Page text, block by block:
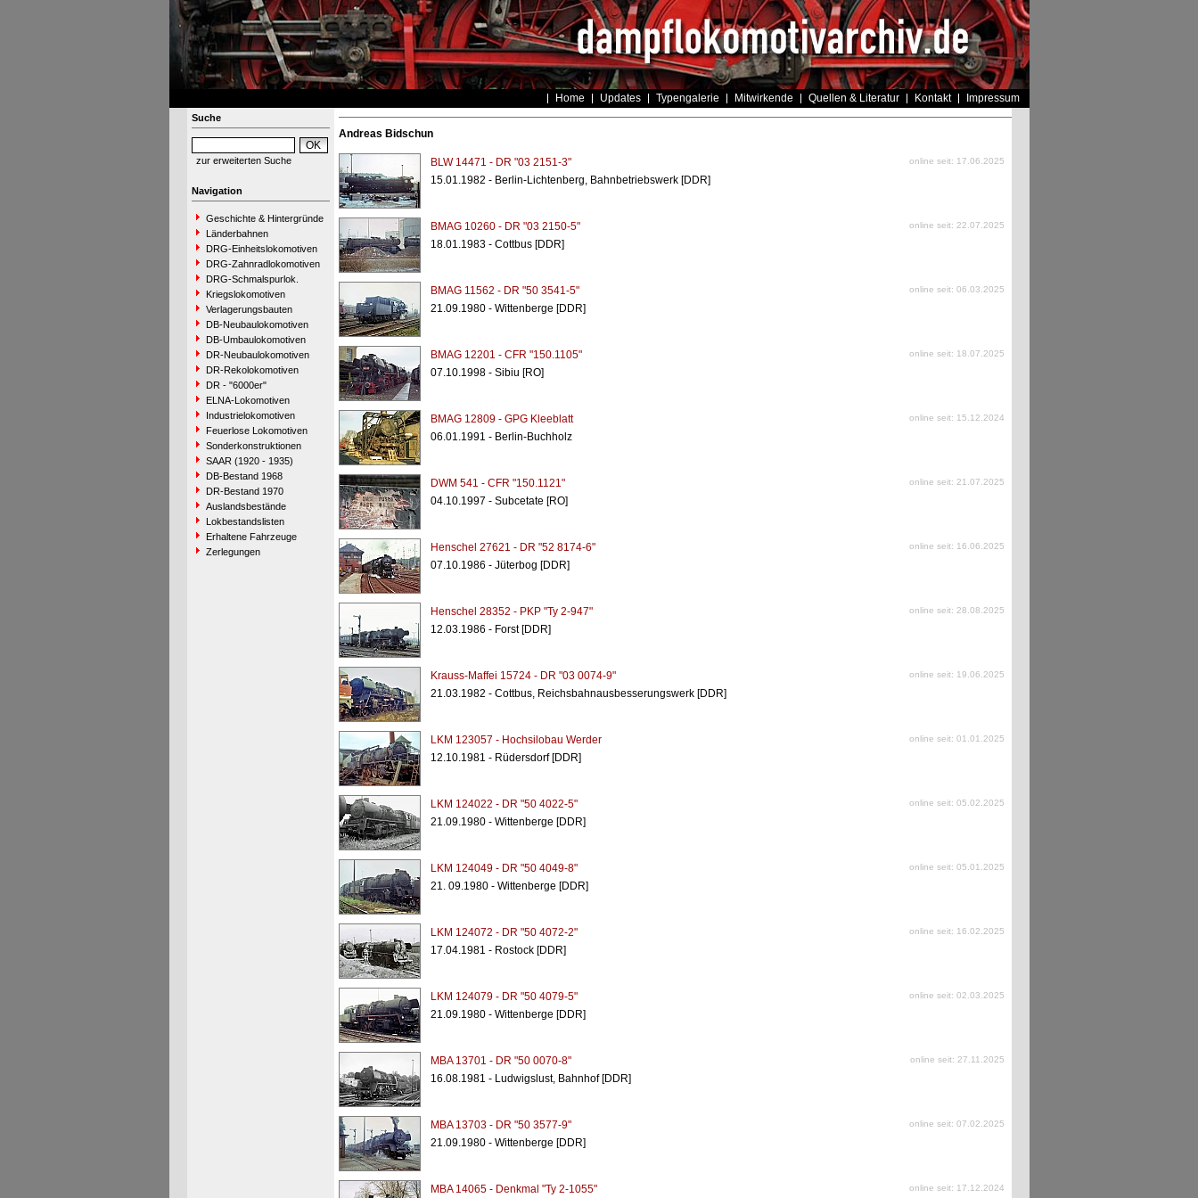
Home Updates Typengalerie Mitwirkende Quellen & Literatur Kontakt Impressum
Suche
zur erweiterten Suche
Navigation
Geschichte & Hintergründe
Länderbahnen
DRG-Einheitslokomotiven
DRG-Zahnradlokomotiven
DRG-Schmalspurlok.
Kriegslokomotiven
Verlagerungsbauten
DB-Neubaulokomotiven
DB-Umbaulokomotiven
DR-Neubaulokomotiven
DR-Rekolokomotiven
DR - "6000er"
ELNA-Lokomotiven
Industrielokomotiven
Feuerlose Lokomotiven
Sonderkonstruktionen
SAAR (1920 - 1935)
DB-Bestand 1968
DR-Bestand 1970
Auslandsbestände
Lokbestandslisten
Erhaltene Fahrzeuge
Zerlegungen
Andreas Bidschun
BLW 14471 - DR "03 2151-3" online seit: 17.06.2025
15.01.1982 - Berlin-Lichtenberg, Bahnbetriebswerk [DDR]
BMAG 10260 - DR "03 2150-5" online seit: 22.07.2025
18.01.1983 - Cottbus [DDR]
BMAG 11562 - DR "50 3541-5" online seit: 06.03.2025
21.09.1980 - Wittenberge [DDR]
BMAG 12201 - CFR "150.1105" online seit: 18.07.2025
07.10.1998 - Sibiu [RO]
BMAG 12809 - GPG Kleeblatt online seit: 15.12.2024
06.01.1991 - Berlin-Buchholz
DWM 541 - CFR "150.1121" online seit: 21.07.2025
04.10.1997 - Subcetate [RO]
Henschel 27621 - DR "52 8174-6" online seit: 16.06.2025
07.10.1986 - Jüterbog [DDR]
Henschel 28352 - PKP "Ty 2-947" online seit: 28.08.2025
12.03.1986 - Forst [DDR]
Krauss-Maffei 15724 - DR "03 0074-9" online seit: 19.06.2025
21.03.1982 - Cottbus, Reichsbahnausbesserungswerk [DDR]
LKM 123057 - Hochsilobau Werder online seit: 01.01.2025
12.10.1981 - Rüdersdorf [DDR]
LKM 124022 - DR "50 4022-5" online seit: 05.02.2025
21.09.1980 - Wittenberge [DDR]
LKM 124049 - DR "50 4049-8" online seit: 05.01.2025
21. 09.1980 - Wittenberge [DDR]
LKM 124072 - DR "50 4072-2" online seit: 16.02.2025
17.04.1981 - Rostock [DDR]
LKM 124079 - DR "50 4079-5" online seit: 02.03.2025
21.09.1980 - Wittenberge [DDR]
MBA 13701 - DR "50 0070-8" online seit: 27.11.2025
16.08.1981 - Ludwigslust, Bahnhof [DDR]
MBA 13703 - DR "50 3577-9" online seit: 07.02.2025
21.09.1980 - Wittenberge [DDR]
MBA 14065 - Denkmal "Ty 2-1055" online seit: 17.12.2024